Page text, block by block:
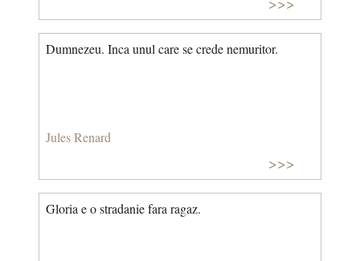
Dumnezeu. Inca unul care se crede nemuritor.
Jules Renard
>>>
Gloria e o stradanie fara ragaz.